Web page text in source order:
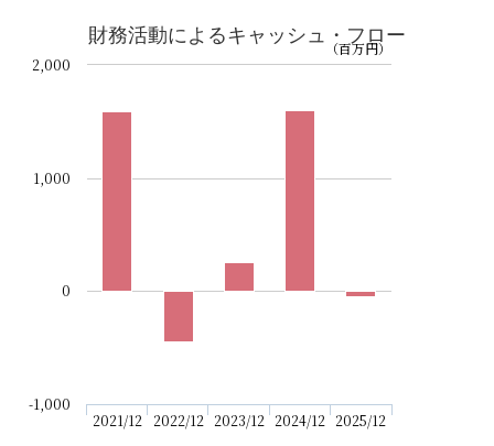
（百万円）
財務活動によるキャッシュ・フロー
2021/12 2022/12 2023/12 2024/12 2025/12
-1,000
0
1,000
2,000